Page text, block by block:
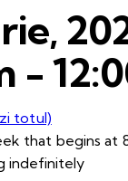
-
totul)
that begins at
indefinitely